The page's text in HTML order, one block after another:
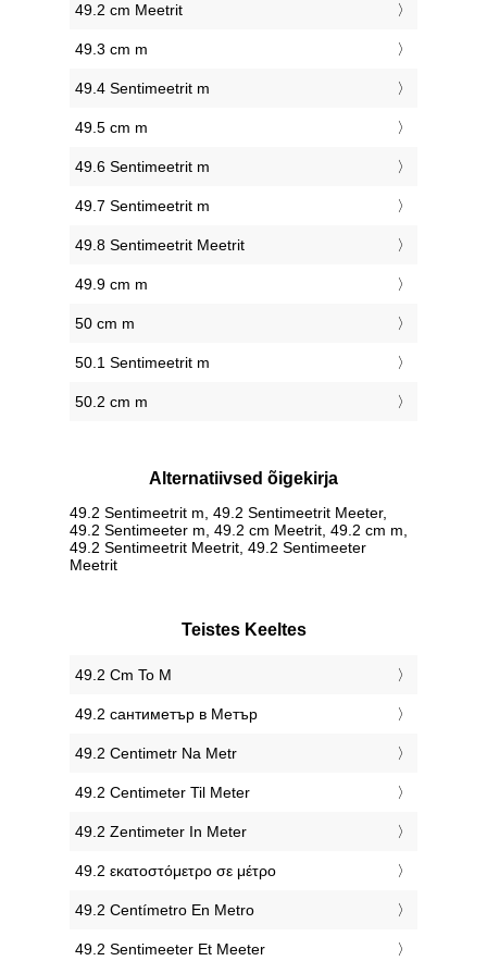
49.2 cm Meetrit
49.3 cm m
49.4 Sentimeetrit m
49.5 cm m
49.6 Sentimeetrit m
49.7 Sentimeetrit m
49.8 Sentimeetrit Meetrit
49.9 cm m
50 cm m
50.1 Sentimeetrit m
50.2 cm m
Alternatiivsed õigekirja
49.2 Sentimeetrit m, 49.2 Sentimeetrit Meeter,
49.2 Sentimeeter m, 49.2 cm Meetrit, 49.2 cm m,
49.2 Sentimeetrit Meetrit, 49.2 Sentimeeter
Meetrit
Teistes Keeltes
‎49.2 Cm To M
‎49.2 сантиметър в Метър
‎49.2 Centimetr Na Metr
‎49.2 Centimeter Til Meter
‎49.2 Zentimeter In Meter
‎49.2 εκατοστόμετρο σε μέτρο
‎49.2 Centímetro En Metro
‎49.2 Sentimeeter Et Meeter